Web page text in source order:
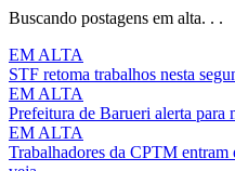
Buscando postagens em alta. . .
EM ALTA
STF retoma trabalhos nesta
EM ALTA
Prefeitura de Barueri alerta para
EM ALTA
Trabalhadores da CPTM entram